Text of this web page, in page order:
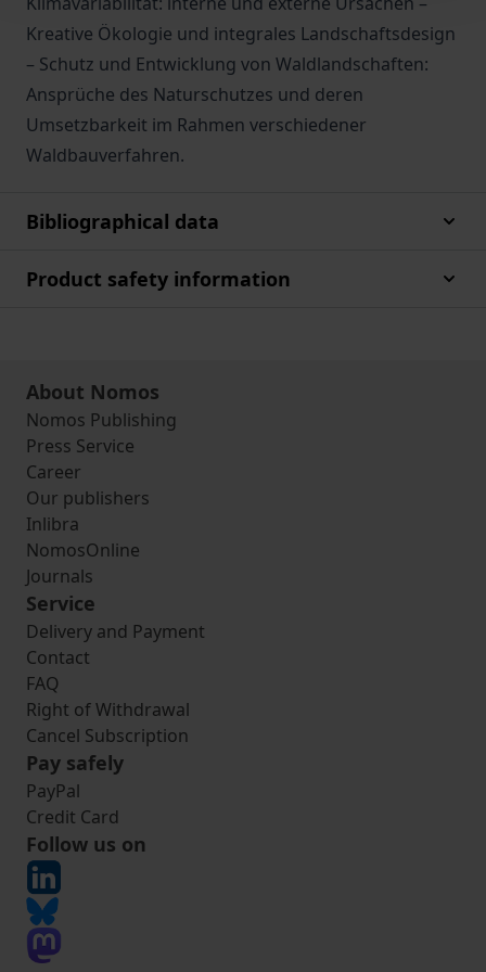
Kreative Ökologie und integrales Landschaftsdesign
– Schutz und Entwicklung von Waldlandschaften:
Ansprüche des Naturschutzes und deren
Umsetzbarkeit im Rahmen verschiedener
Waldbauverfahren.
Bibliographical data
Product safety information
About Nomos
Nomos Publishing
Press Service
Career
Our publishers
Inlibra
NomosOnline
Journals
Service
Delivery and Payment
Contact
FAQ
Right of Withdrawal
Cancel Subscription
Pay safely
PayPal
Credit Card
Follow us on